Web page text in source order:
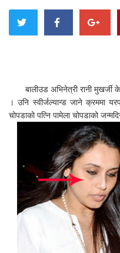
बालीउड अभिनेत्री रानी मुखर्जी
। उनि स्वीर्जल्यान्ड जाने क्रममा
चोपडाको पत्नि पामेला चोपडाको